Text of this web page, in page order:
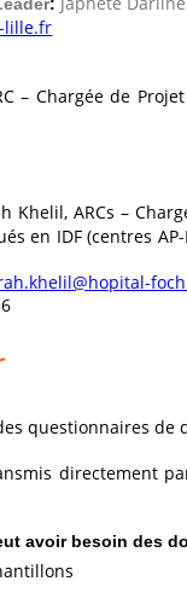
lille.fr
– Chargée de
Khelil, ARCs –
en IDF (centres
questionnaires de
directement
avoir besoin des